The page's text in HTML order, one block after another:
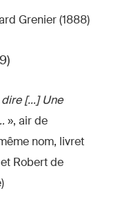
Grenier (1888)
dire […] Une
», air de
nom, livret
Robert de